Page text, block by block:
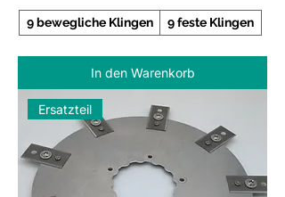
9 bewegliche Klingen 9 feste Klingen
In den Warenkorb
Ersatzteil